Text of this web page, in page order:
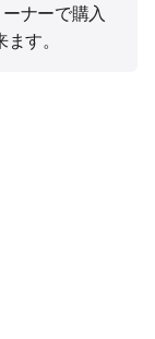
ナーで購入
す。